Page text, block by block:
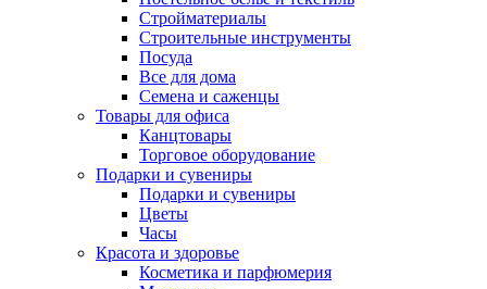
Стройматериалы
Строительные инструменты
Посуда
Все для дома
Семена и саженцы
Товары для офиса
Канцтовары
Торговое оборудование
Подарки и сувениры
Подарки и сувениры
Цветы
Часы
Красота и здоровье
Косметика и парфюмерия